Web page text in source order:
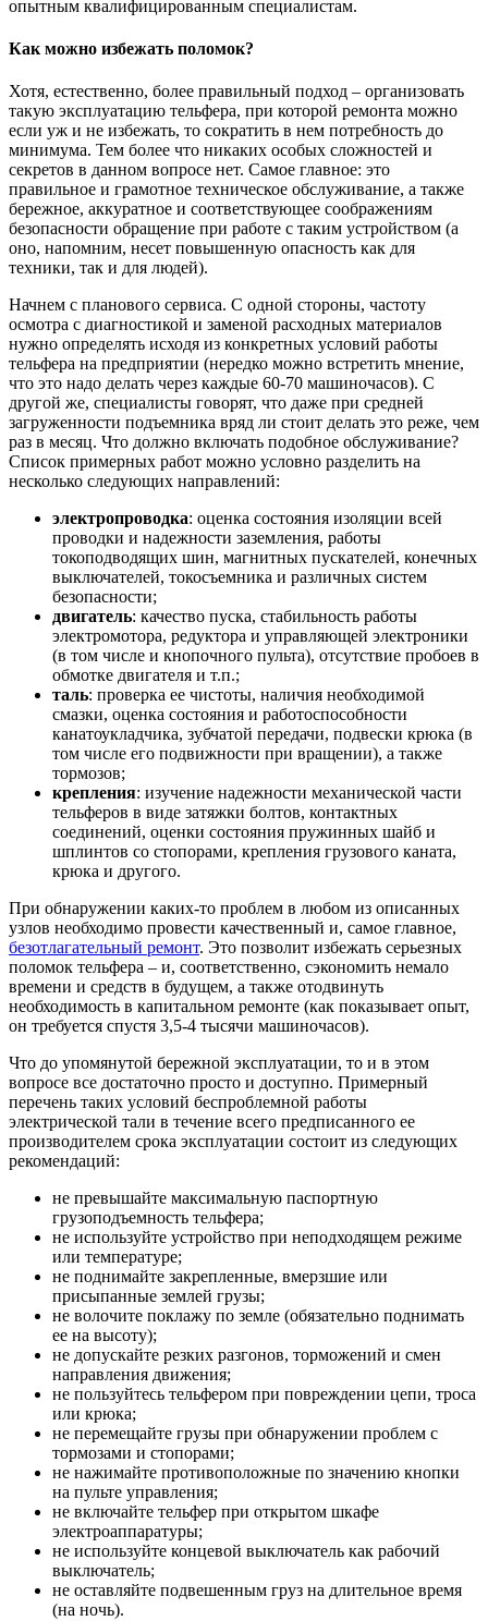
опытным квалифицированным специалистам.
Как можно избежать поломок?
Хотя, естественно, более правильный подход – организовать
такую эксплуатацию тельфера, при которой ремонта можно
если уж и не избежать, то сократить в нем потребность до
минимума. Тем более что никаких особых сложностей и
секретов в данном вопросе нет. Самое главное: это
правильное и грамотное техническое обслуживание, а также
бережное, аккуратное и соответствующее соображениям
безопасности обращение при работе с таким устройством (а
оно, напомним, несет повышенную опасность как для
техники, так и для людей).
Начнем с планового сервиса. С одной стороны, частоту
осмотра с диагностикой и заменой расходных материалов
нужно определять исходя из конкретных условий работы
тельфера на предприятии (нередко можно встретить мнение,
что это надо делать через каждые 60-70 машиночасов). С
другой же, специалисты говорят, что даже при средней
загруженности подъемника вряд ли стоит делать это реже, чем
раз в месяц. Что должно включать подобное обслуживание?
Список примерных работ можно условно разделить на
несколько следующих направлений:
электропроводка: оценка состояния изоляции всей
проводки и надежности заземления, работы
токоподводящих шин, магнитных пускателей, конечных
выключателей, токосъемника и различных систем
безопасности;
двигатель: качество пуска, стабильность работы
электромотора, редуктора и управляющей электроники
(в том числе и кнопочного пульта), отсутствие пробоев в
обмотке двигателя и т.п.;
таль: проверка ее чистоты, наличия необходимой
смазки, оценка состояния и работоспособности
канатоукладчика, зубчатой передачи, подвески крюка (в
том числе его подвижности при вращении), а также
тормозов;
крепления: изучение надежности механической части
тельферов в виде затяжки болтов, контактных
соединений, оценки состояния пружинных шайб и
шплинтов со стопорами, крепления грузового каната,
крюка и другого.
При обнаружении каких-то проблем в любом из описанных
узлов необходимо провести качественный и, самое главное,
безотлагательный ремонт. Это позволит избежать серьезных
поломок тельфера – и, соответственно, сэкономить немало
времени и средств в будущем, а также отодвинуть
необходимость в капитальном ремонте (как показывает опыт,
он требуется спустя 3,5-4 тысячи машиночасов).
Что до упомянутой бережной эксплуатации, то и в этом
вопросе все достаточно просто и доступно. Примерный
перечень таких условий беспроблемной работы
электрической тали в течение всего предписанного ее
производителем срока эксплуатации состоит из следующих
рекомендаций:
не превышайте максимальную паспортную
грузоподъемность тельфера;
не используйте устройство при неподходящем режиме
или температуре;
не поднимайте закрепленные, вмерзшие или
присыпанные землей грузы;
не волочите поклажу по земле (обязательно поднимать
ее на высоту);
не допускайте резких разгонов, торможений и смен
направления движения;
не пользуйтесь тельфером при повреждении цепи, троса
или крюка;
не перемещайте грузы при обнаружении проблем с
тормозами и стопорами;
не нажимайте противоположные по значению кнопки
на пульте управления;
не включайте тельфер при открытом шкафе
электроаппаратуры;
не используйте концевой выключатель как рабочий
выключатель;
не оставляйте подвешенным груз на длительное время
(на ночь).